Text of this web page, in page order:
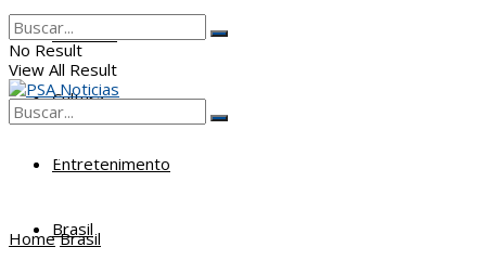
Poderes
Cultura
Entretenimento
Brasil
No Result
View All Result
View All Result
Home Brasil